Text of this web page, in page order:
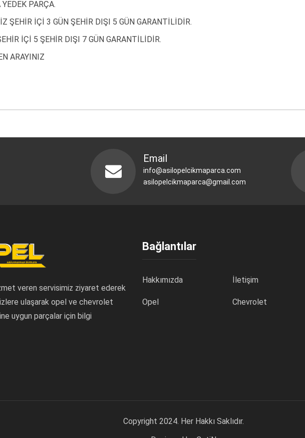
PARÇA.
ŞEHİR İÇİ 3 GÜN ŞEHİR DIŞI 5 GÜN GARANTİLİDİR.
İÇİ 5 ŞEHİR DIŞI 7 GÜN GARANTİLİDİR.
ARAYINIZ
Email
info@asilopelcikmaparca.com
asilopelcikmaparca@gmail.com
veren servisimiz ziyaret ederek
ulaşarak opel ve chevrolet
uygun parçalar için bilgi
Bağlantılar
Hakkımızda İletişim
Opel Chevrolet
Copyright 2024. Her Hakkı Saklıdır.